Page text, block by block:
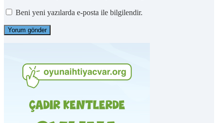
Beni yeni yazılarda e-posta ile bilgilendir.